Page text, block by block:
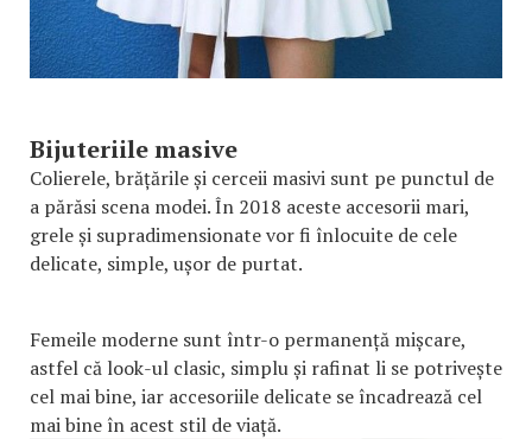
Bijuteriile masive
Colierele, brățările și cerceii masivi sunt pe punctul de
a părăsi scena modei. În 2018 aceste accesorii mari,
grele și supradimensionate vor fi înlocuite de cele
delicate, simple, ușor de purtat.
Femeile moderne sunt într-o permanență mișcare,
astfel că look-ul clasic, simplu și rafinat li se potrivește
cel mai bine, iar accesoriile delicate se încadrează cel
mai bine în acest stil de viață.